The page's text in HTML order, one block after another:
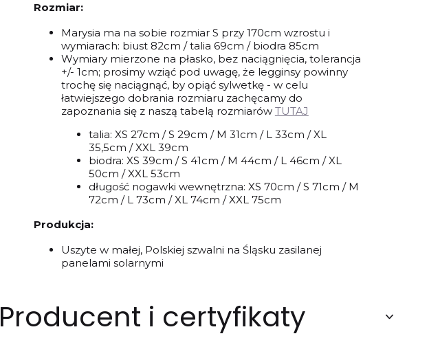
Rozmiar:
Marysia ma na sobie rozmiar S przy 170cm wzrostu i
wymiarach: biust 82cm / talia 69cm / biodra 85cm
Wymiary mierzone na płasko, bez naciągnięcia, tolerancja
+/- 1cm; prosimy wziąć pod uwagę, że legginsy powinny
trochę się naciągnąć, by opiąć sylwetkę - w celu
łatwiejszego dobrania rozmiaru zachęcamy do
zapoznania się z naszą tabelą rozmiarów TUTAJ
talia: XS 27cm / S 29cm / M 31cm / L 33cm / XL
35,5cm / XXL 39cm
biodra: XS 39cm / S 41cm / M 44cm / L 46cm / XL
50cm / XXL 53cm
długość nogawki wewnętrzna: XS 70cm / S 71cm / M
72cm / L 73cm / XL 74cm / XXL 75cm
Produkcja:
Uszyte w małej, Polskiej szwalni na Śląsku zasilanej
panelami solarnymi
Producent i certyfikaty